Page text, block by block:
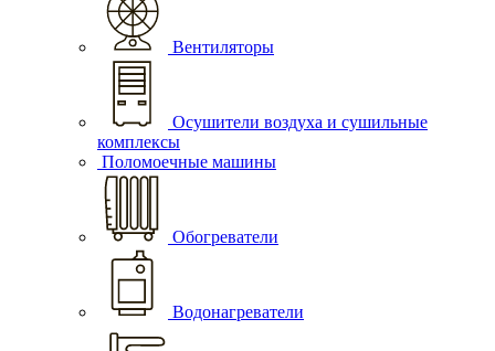
Вентиляторы
Осушители воздуха и сушильные
комплексы
Поломоечные машины
Обогреватели
Водонагреватели